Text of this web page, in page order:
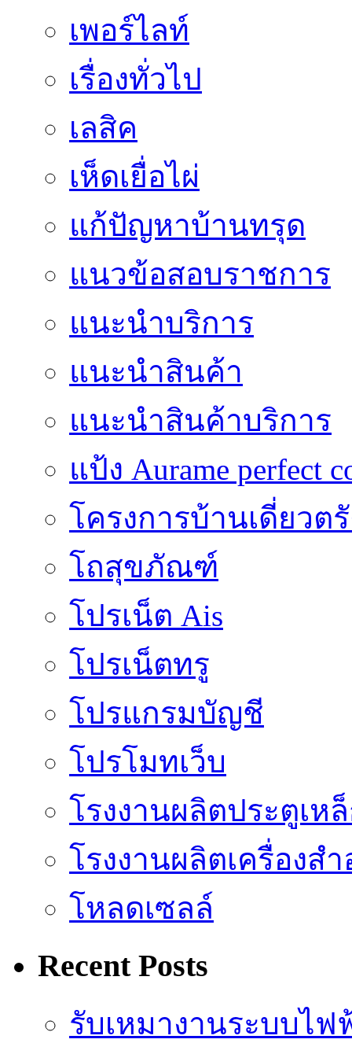
เพอร์ไลท์
เรื่องทั่วไป
เลสิค
เห็ดเยื่อไผ่
แก้ปัญหาบ้านทรุด
แนวข้อสอบราชการ
แนะนำบริการ
แนะนำสินค้า
แนะนำสินค้าบริการ
แป้ง Aurame perfect
โครงการบ้านเดี่ยวต
โถสุขภัณฑ์
โปรเน็ต Ais
โปรเน็ตทรู
โปรแกรมบัญชี
โปรโมทเว็บ
โรงงานผลิตประตูเห
โรงงานผลิตเครื่องสำ
โหลดเซลล์
Recent Posts
รับเหมางานระบบไ